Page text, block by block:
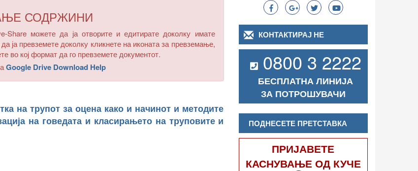
СОДРЖИНИ
Share можете да ја отворите и едитирате доколку имате
ја превземете доколку кликнете на иконата за превземање,
во кој формат да го превземете документот.
Google Drive Download Help
на трупот за оцена како и начинот и методите
на говедата и класирањето на труповите и
КОНТАКТИРАЈ НЕ
0800 3 2222
БЕСПЛАТНА ЛИНИЈА
ЗА ПОТРОШУВАЧИ
ПОДНЕСЕТЕ ПРЕТСТАВКА
ПРИЈАВЕТЕ
КАСНУВАЊЕ ОД КУЧЕ